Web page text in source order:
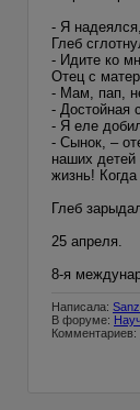
- Я
Глеб
- Идите ко
Отец с
- Мам, пап,
- Достойная
- Я еле
- Сынок, –
наших
жизнь!
Глеб
25 апреля.
8-я
Написала:
В форуме:
Комментариев: